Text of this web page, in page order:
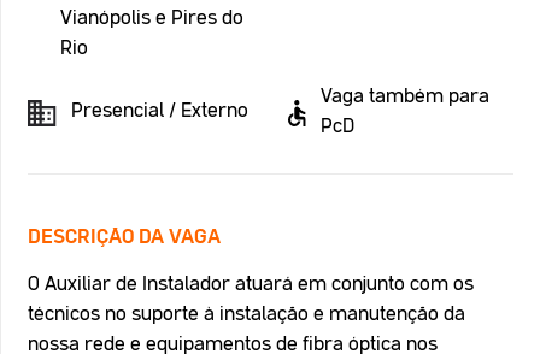
Vianópolis e Pires do
Rio
Presencial / Externo
Vaga também para
PcD
DESCRIÇÃO DA VAGA
O Auxiliar de Instalador atuará em conjunto com os
técnicos no suporte à instalação e manutenção da
nossa rede e equipamentos de fibra óptica nos